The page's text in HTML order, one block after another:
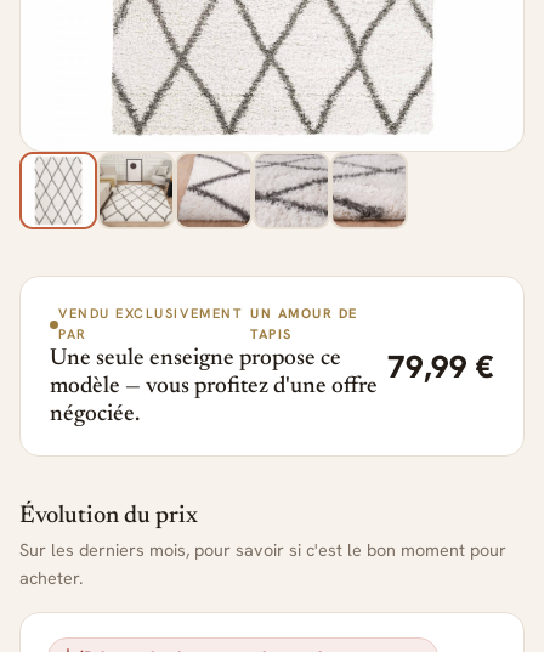
VENDU EXCLUSIVEMENT
PAR
UN AMOUR DE
TAPIS
Une seule enseigne propose ce
modèle — vous profitez d'une offre
négociée.
79,99 €
Évolution du prix
Sur les derniers mois, pour savoir si c'est le bon moment pour
acheter.